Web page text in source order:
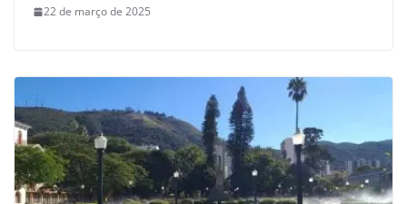
22 de março de 2025